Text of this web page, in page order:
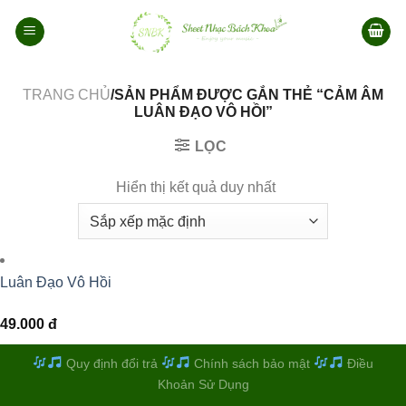
qua
TRANG CHỦ/SẢN PHẨM ĐƯỢC GẮN THẺ “CẢM ÂM
LUÂN ĐẠO VÔ HỒI”
LỌC
Hiển thị kết quả duy nhất
Luân Đạo Vô Hồi
49.000 đ
Quy định đổi trả Chính sách bảo mật
Điều
Khoản Sử Dụng